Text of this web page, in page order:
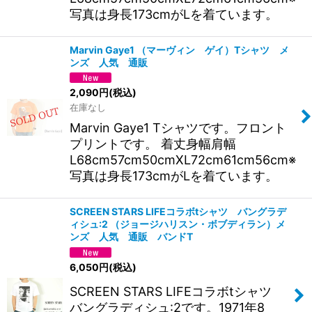
写真は身長173cmがLを着ています。
Marvin Gaye1 （マーヴィン ゲイ）Tシャツ メ
ンズ 人気 通販
2,090円(税込)
在庫なし
Marvin Gaye1 Tシャツです。フロント
プリントです。 着丈身幅肩幅
L68cm57cm50cmXL72cm61cm56cm※
写真は身長173cmがLを着ています。
SCREEN STARS LIFEコラボtシャツ バングラデ
ィシュ:2 （ジョージハリスン・ボブディラン）メ
ンズ 人気 通販 バンドT
6,050円(税込)
SCREEN STARS LIFEコラボtシャツ
バングラディシュ:2です。1971年8